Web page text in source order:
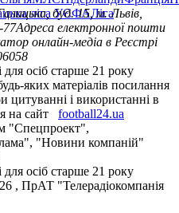
ліга УЄФАЛіга
буд. 15, м. Львів,
77Адреса електронної пошти
онлайн-медіа в Реєстрі
осіб старше 21 року
яких матеріалів посилання
і використанні в
на сайт
football24.ua
"Спецпроект",
"Новини компаній"
осіб старше 21 року
, ПрАТ "Телерадіокомпанія